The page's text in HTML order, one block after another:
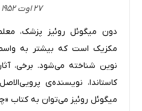
۲۷ اوت ۱۹۵۲ - مکزیکی
دون میگوئل روئیز پزشک،
مکزیک است که بیشتر به
نوین شناخته می‌شود. برخی،
کاستاندا، نویسنده‌ی
میگوئل روئیز می‌توان به کتاب